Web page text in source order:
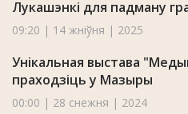
Лукашэнкі для падману
09:20 | 14 жніўня | 2025
Унікальная выстава
праходзіць у Мазыры
00:00 | 28 снежня | 2024